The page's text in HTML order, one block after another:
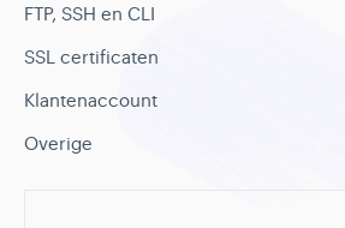
FTP, SSH en CLI
SSL certificaten
Klantenaccount
Overige